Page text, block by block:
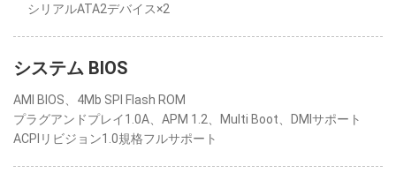
シリアルATA2デバイス×2
システム BIOS
AMI BIOS、4Mb SPI Flash ROM
プラグアンドプレイ1.0A、APM 1.2、Multi Boot、DMIサポート
ACPIリビジョン1.0規格フルサポート